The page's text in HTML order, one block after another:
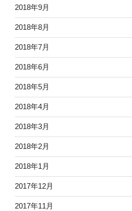
2018年9月
2018年8月
2018年7月
2018年6月
2018年5月
2018年4月
2018年3月
2018年2月
2018年1月
2017年12月
2017年11月